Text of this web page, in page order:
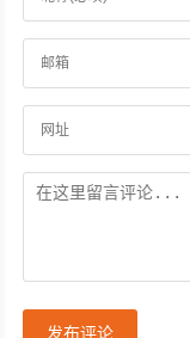
发布评论